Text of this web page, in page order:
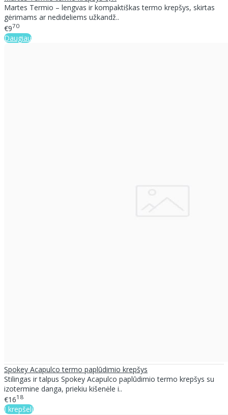
Martes Termio – lengvas ir kompaktiškas termo krepšys, skirtas
gėrimams ar nedideliems užkandž..
€970
Daugiau
Spokey Acapulco termo paplūdimio krepšys
Stilingas ir talpus Spokey Acapulco paplūdimio termo krepšys su
izotermine danga, priekiu kišenėle i..
€1618
Į krepšelį